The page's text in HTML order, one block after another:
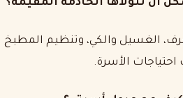
الغسيل والكي، وتنظيم المطبخ
الأسرة.